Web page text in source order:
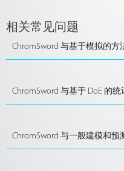
相关常见问题
ChromSword 与基于模拟的方
ChromSword 与基于 DoE 的
ChromSword 与一般建模和预